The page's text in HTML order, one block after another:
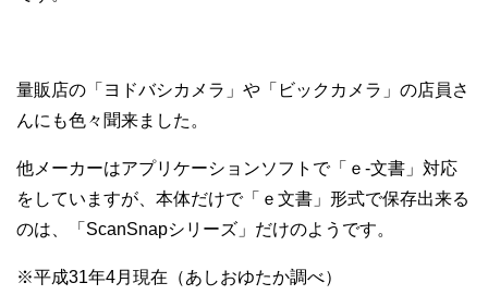
量販店の「ヨドバシカメラ」や「ビックカメラ」の店員さ
んにも色々聞来ました。
他メーカーはアプリケーションソフトで「ｅ-文書」対応
をしていますが、本体だけで「ｅ文書」形式で保存出来る
のは、「ScanSnapシリーズ」だけのようです。
※平成31年4月現在（あしおゆたか調べ）